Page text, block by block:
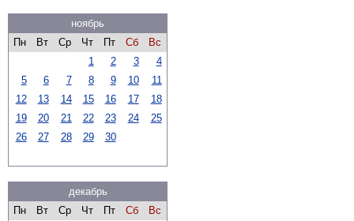
ноябрь
Пн
Вт Ср Чт Пт Сб
Вс
1
2 3
4
5
6 7 8 9 10
11
12
13 14 15 16 17
18
19
20 21 22 23 24
25
26
27 28 29 30
декабрь
Пн
Вт Ср Чт Пт Сб
Вс